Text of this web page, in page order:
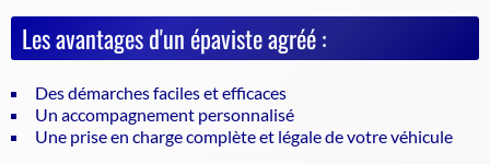
Les avantages d'un épaviste agréé :
Des démarches faciles et efficaces
Un accompagnement personnalisé
Une prise en charge complète et légale de votre véhicule